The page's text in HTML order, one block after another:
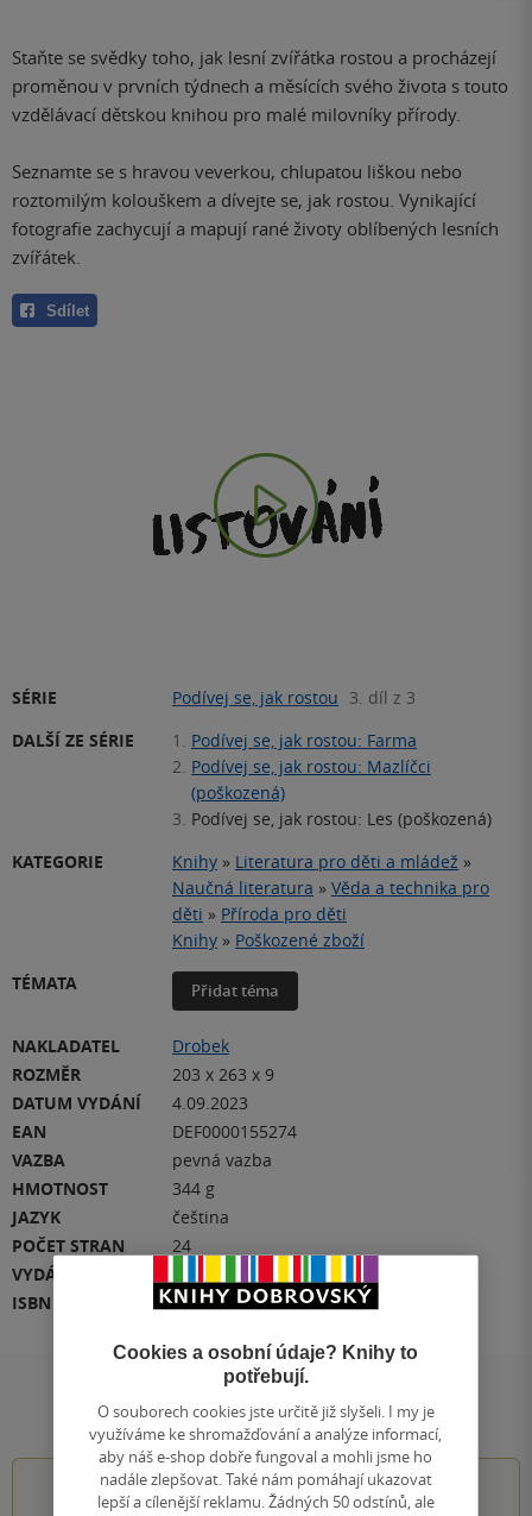
Staňte se svědky toho, jak lesní zvířátka rostou a procházejí
proměnou v prvních týdnech a měsících svého života s touto
vzdělávací dětskou knihou pro malé milovníky přírody.
Seznamte se s hravou veverkou, chlupatou liškou nebo
roztomilým kolouškem a dívejte se, jak rostou. Vynikající
fotografie zachycují a mapují rané životy oblíbených lesních
zvířátek.
Sdílet
Play
SÉRIE Podívej se, jak rostou 3. díl z 3
DALŠÍ ZE SÉRIE
1. Podívej se, jak rostou: Farma
2. Podívej se, jak rostou: Mazlíčci
(poškozená)
3. Podívej se, jak rostou: Les (poškozená)
KATEGORIE
Knihy » Literatura pro děti a mládež »
Naučná literatura » Věda a technika pro
děti » Příroda pro děti
Knihy » Poškozené zboží
TÉMATA
Přidat téma
NAKLADATEL
Drobek
ROZMĚR
203 x 263 x 9
DATUM VYDÁNÍ
4.09.2023
EAN
DEF0000155274
VAZBA
pevná vazba
HMOTNOST
344 g
JAZYK
čeština
POČET STRAN
24
VYDÁNÍ
ISBN
DEF0000155274
Hodnocení a recenze čtenářů
Cookies a osobní údaje? Knihy to
potřebují.
O souborech cookies jste určitě již slyšeli. I my je
využíváme ke shromažďování a analýze informací,
aby náš e-shop dobře fungoval a mohli jsme ho
nadále zlepšovat. Také nám pomáhají ukazovat
lepší a cílenější reklamu. Žádných 50 odstínů, ale